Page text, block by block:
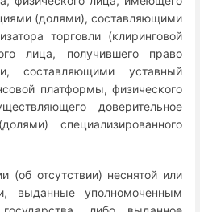
(долями), составляющими
торговли (клиринговой
лица, получившего право
составляющими уставный
платформы, физического
доверительное
специализированного
(об отсутствии) неснятой или
выданные уполномоченным